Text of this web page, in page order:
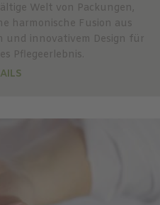
Welt von Packungen,
harmonische Fusion aus
innovativem Design für
Pflegeerlebnis.